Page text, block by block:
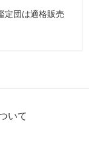
定団は適格販売
いて